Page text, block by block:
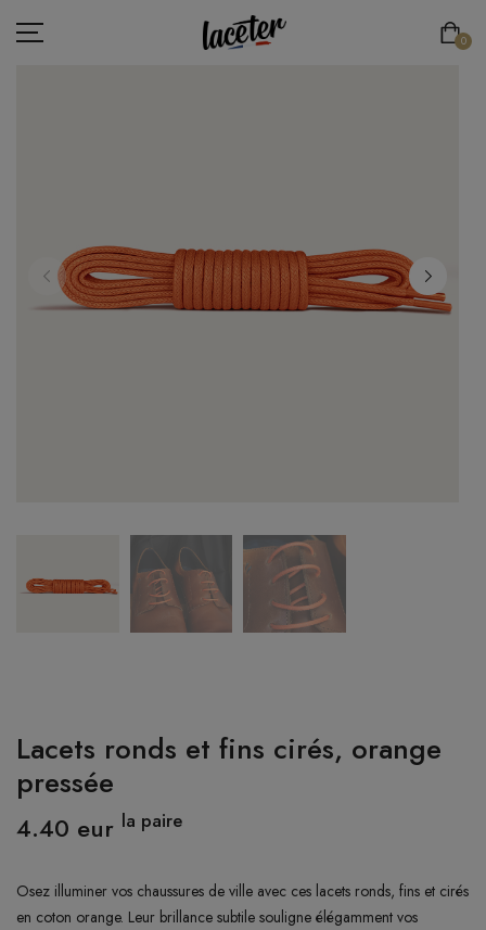
0
LACETS DE SPORT
CONNEXION
Lacets ronds et fins cirés, orange
pressée
4.40 eur la paire
Osez illuminer vos chaussures de ville avec ces lacets ronds, fins et cirés
en coton orange. Leur brillance subtile souligne élégamment vos